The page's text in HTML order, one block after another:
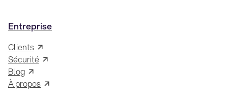
Entreprise
Clients
Sécurité
Blog
À propos